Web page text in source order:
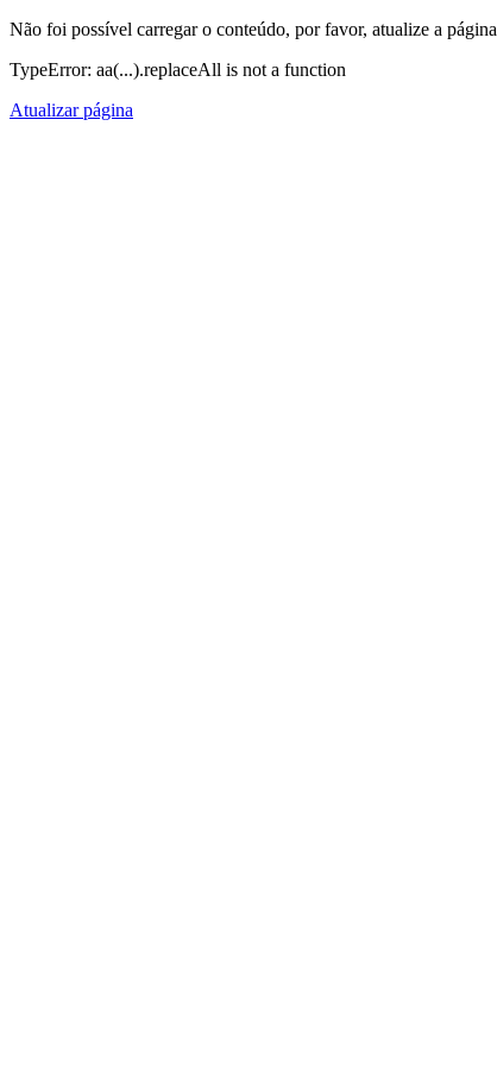
Não foi possível carregar o conteúdo, por favor, atualize a página
TypeError: aa(...).replaceAll is not a function
Atualizar página